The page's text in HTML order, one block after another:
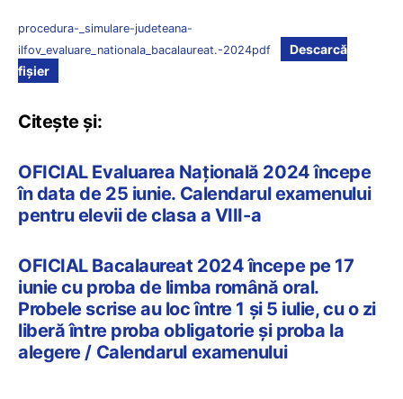
procedura-_simulare-judeteana-
ilfov_evaluare_nationala_bacalaureat.-2024pdf
Descarcă
fișier
Citește și:
OFICIAL Evaluarea Națională 2024 începe
în data de 25 iunie. Calendarul examenului
pentru elevii de clasa a VIII-a
OFICIAL Bacalaureat 2024 începe pe 17
iunie cu proba de limba română oral.
Probele scrise au loc între 1 și 5 iulie, cu o zi
liberă între proba obligatorie și proba la
alegere / Calendarul examenului